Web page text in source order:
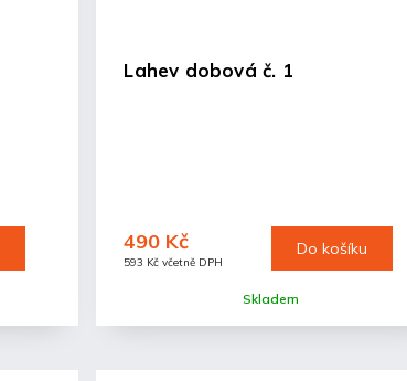
Lahev dobová č. 1
Skladem
593 Kč včetně DPH
490 Kč Do košíku